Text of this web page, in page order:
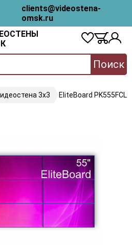
clients@videostena-
omsk.ru
Поиск
3х3 EliteBoard PK555FCLN